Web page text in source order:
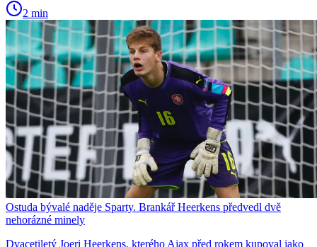
2 min
Ostuda bývalé naděje Sparty. Brankář Heerkens předvedl dvě
nehorázné minely
Dvacetiletý Joeri Heerkens, kterého Ajax před rokem kupoval jako